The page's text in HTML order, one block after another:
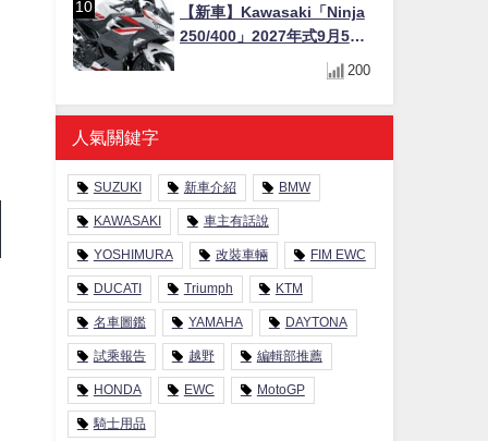
色
【新車】Kawasaki「Ninja
250/400」2027年式9月5日
日本發售！新塗裝登場×價格
不變×輔助滑動式離合器
×LED頭燈標配
200
人氣關鍵字
SUZUKI 新車介紹 BMW
KAWASAKI 車主有話說
YOSHIMURA 改裝車輛 FIM EWC
DUCATI Triumph KTM
名車圖鑑 YAMAHA DAYTONA
試乘報告 越野 編輯部推薦
HONDA EWC MotoGP
騎士用品